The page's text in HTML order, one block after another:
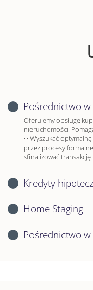
Pośrednictwo
Oferujemy obsługę
nieruchomości.
· · Wyszukać
przez procesy
sfinalizować transakcję
Kredyty
Home Staging
Pośrednictwo